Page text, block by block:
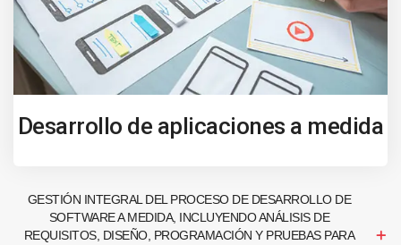
Desarrollo de aplicaciones a medida
GESTIÓN INTEGRAL DEL PROCESO DE DESARROLLO DE
SOFTWARE A MEDIDA, INCLUYENDO ANÁLISIS DE
REQUISITOS, DISEÑO, PROGRAMACIÓN Y PRUEBAS PARA